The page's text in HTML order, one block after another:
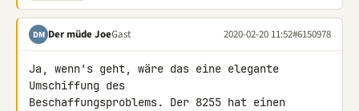
DM Der müde JoeGast 2020-02-20 11:52#6150978
Ja, wenn's geht, wäre das eine elegante
Umschiffung des
Beschaffungsproblems. Der 8255 hat einen